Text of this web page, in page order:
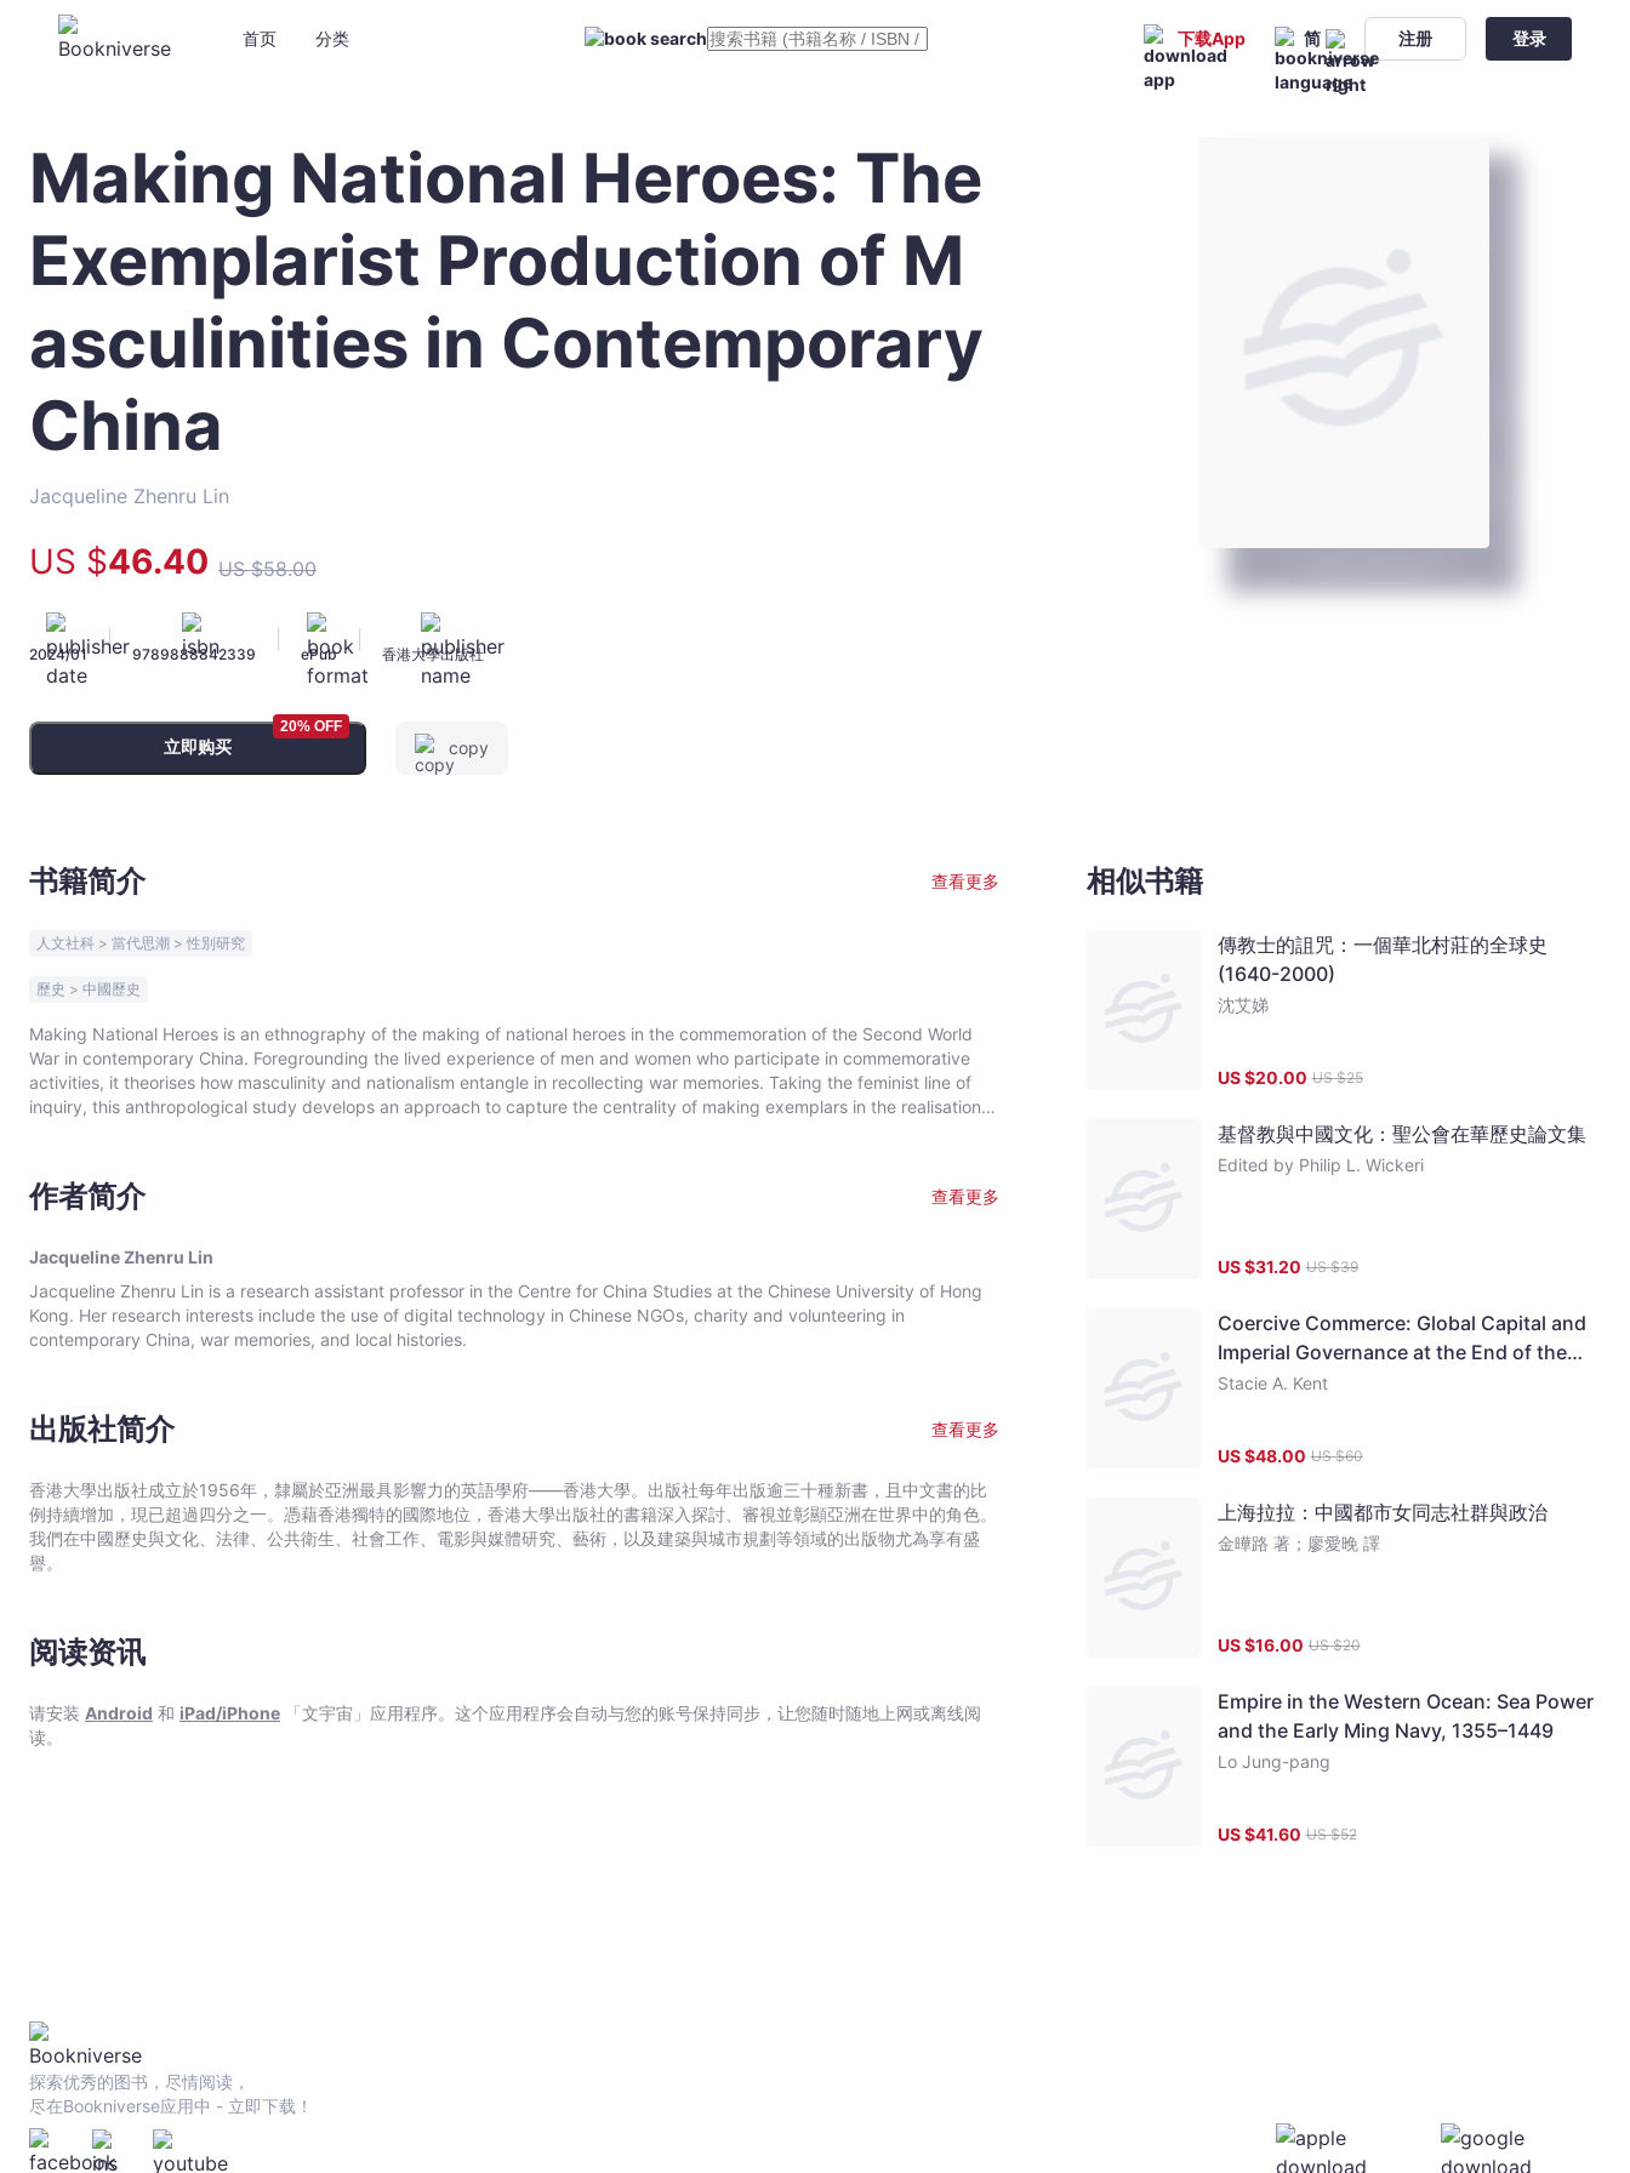
首页 分类 下载App 简 注册 登录
Making
National
Heroes:
The
Exemplarist
of
Masculinities
Contemporary
China
Jacqueline
Lin
文
宇
宙
Bookniverse
Making National Heroes: The
Exemplarist Production of M
asculinities in Contemporary
China
Jacqueline Zhenru Lin
US $46.40 US $58.00
2024/01
|
9789888842339 ePub 香港大學出版社
立即购买
20% OFF
copy
书籍简介 查看更多
人文社科 > 當代思潮 > 性別研究
歷史 > 中國歷史
Making National Heroes is an ethnography of the making of national heroes in the commemoration of the Second World
War in contemporary China. Foregrounding the lived experience of men and women who participate in commemorative
activities, it theorises how masculinity and nationalism entangle in recollecting war memories. Taking the feminist line of
inquiry, this anthropological study develops an approach to capture the centrality of making exemplars in the realisation
anthropology, feminist methodology, China studies, and memory studies will be interested in this book.
作者简介 查看更多
Jacqueline Zhenru Lin
Jacqueline Zhenru Lin is a research assistant professor in the Centre for China Studies at the Chinese University of Hong
Kong. Her research interests include the use of digital technology in Chinese NGOs, charity and volunteering in
contemporary China, war memories, and local histories.
出版社简介 查看更多
香港大學出版社成立於1956年，隸屬於亞洲最具影響力的英語學府——香港大學。出版社每年出版逾三十種新書，且中文書的比
例持續增加，現已超過四分之一。憑藉香港獨特的國際地位，香港大學出版社的書籍深入探討、審視並彰顯亞洲在世界中的角色。
我們在中國歷史與文化、法律、公共衛生、社會工作、電影與媒體研究、藝術，以及建築與城市規劃等領域的出版物尤為享有盛
譽。
阅读资讯
请安装 Android 和 iPad/iPhone 「文宇宙」应用程序。这个应用程序会自动与您的账号保持同步，让您随时随地上网或离线阅
读。
相似书籍
傳教士的詛咒：一個華北村莊的全球史
(1640-2000)
沈艾娣
US $20.00 US $25
基督教與中國文化：聖公會在華歷史論文集
Edited by Philip L. Wickeri
US $31.20 US $39
Coercive Commerce: Global Capital and
Imperial Governance at the End of the
Qing Empire
Stacie A. Kent
US $48.00 US $60
上海拉拉：中國都市女同志社群與政治
金曄路 著；廖愛晚 譯
US $16.00 US $20
Empire in the Western Ocean: Sea Power
and the Early Ming Navy, 1355–1449
Lo Jung-pang
US $41.60 US $52
探索优秀的图书，尽情阅读，
尽在Bookniverse应用中 - 立即下载！